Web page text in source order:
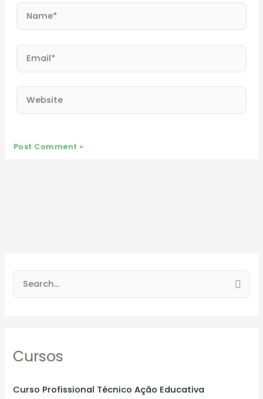
Name*
Email*
Website
c
f
Cursos
Curso Profissional Técnico Ação Educativa